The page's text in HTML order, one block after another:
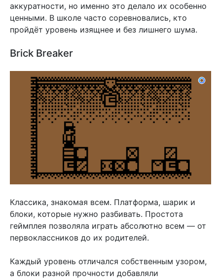
аккуратности, но именно это делало их особенно
ценными. В школе часто соревновались, кто
пройдёт уровень изящнее и без лишнего шума.
Brick Breaker
Классика, знакомая всем. Платформа, шарик и
блоки, которые нужно разбивать. Простота
геймплея позволяла играть абсолютно всем — от
первоклассников до их родителей.
Каждый уровень отличался собственным узором,
а блоки разной прочности добавляли